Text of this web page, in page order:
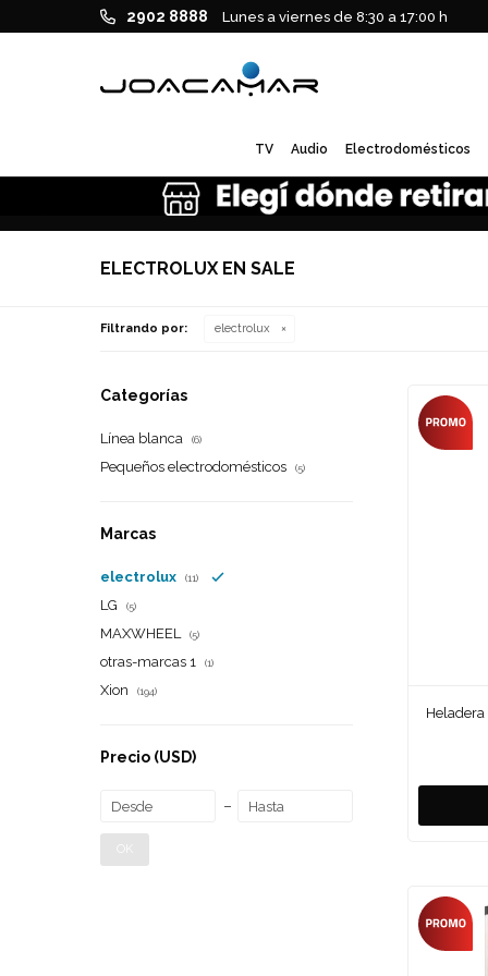
TV Audio Electrodomésticos
2902 8888 Lunes a viernes de 8:30 a 17:00 h
ELECTROLUX EN SALE
Filtrando por: electrolux
Categorías
Línea blanca (6)
Pequeños electrodomésticos (5)
Marcas
electrolux (11)
LG (5)
MAXWHEEL (5)
otras-marcas 1 (1)
Xion (194)
Precio (USD)